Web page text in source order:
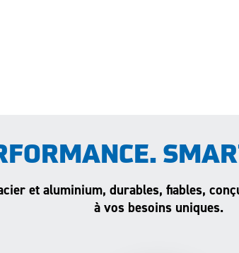
et aluminium, durables, fiables,
à vos besoins uniques.